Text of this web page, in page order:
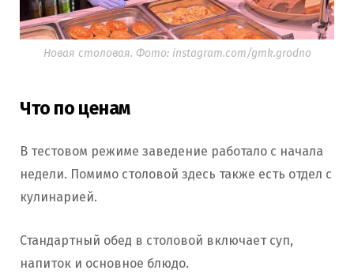
Новая столовая. Фото: instagram.com/gmk.grodno
Что по ценам
В тестовом режиме заведение работало с начала
недели. Помимо столовой здесь также есть отдел с
кулинарией.
Стандартный обед в столовой включает суп,
напиток и основное блюдо.